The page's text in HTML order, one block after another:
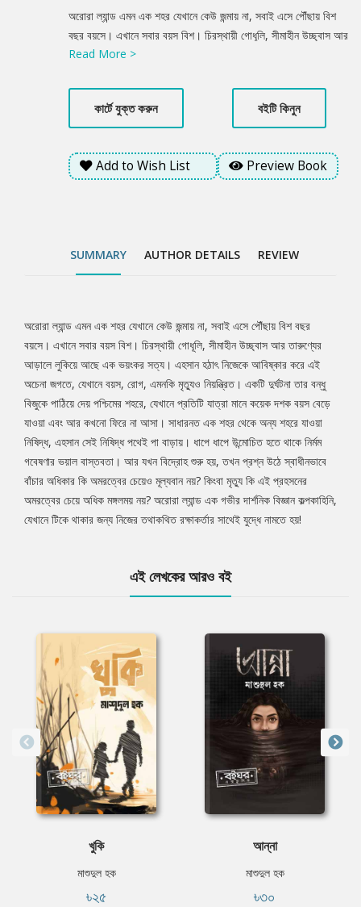
Summery
অরোরা ল্যান্ড এমন এক শহর যেখানে কেউ জন্মায় না, সবাই এসে পৌঁছায় বিশ
বছর বয়সে। এখানে সবার বয়স বিশ। চিরস্থায়ী গোধূলি, সীমাহীন উচ্ছ্বাস আর
তারুণ্যের আড়ালে লুকিয়ে আছে এক ভয়ংকর সত্য। এহসান হঠাৎ নিজেকে
নিয়ন্ত্রিত। একটি দুর্ঘটনা তার বন্ধু বিজুকে পাঠিয়ে দেয় পশ্চিমের শহরে, যেখানে
প্রতিটি যাত্রা মানে কয়েক দশক বয়স বেড়ে যাওয়া এবং আর কখনো ফিরে না
আসা। সাধারনত এক শহর থেকে অন্য শহরে যাওয়া নিষিদ্ধ, এহসান সেই
নিষিদ্ধ পথেই পা বাড়ায়। ধাপে ধাপে উন্মোচিত হতে থাকে নির্মম গবেষণার ভয়াল
বাস্তবতা। আর যখন বিদ্রোহ শুরু হয়, তখন প্রশ্ন উঠে স্বাধীনভাবে বাঁচার
নামতে হয়!
Read More >
কার্টে যুক্ত করুন বইটি কিনুন
Add to Wish List Preview Book
SUMMARY AUTHOR DETAILS REVIEW
Tab
Article
অরোরা ল্যান্ড এমন এক শহর যেখানে কেউ জন্মায় না, সবাই এসে পৌঁছায় বিশ বছর
বয়সে। এখানে সবার বয়স বিশ। চিরস্থায়ী গোধূলি, সীমাহীন উচ্ছ্বাস আর তারুণ্যের
আড়ালে লুকিয়ে আছে এক ভয়ংকর সত্য। এহসান হঠাৎ নিজেকে আবিষ্কার করে এই
অচেনা জগতে, যেখানে বয়স, রোগ, এমনকি মৃত্যুও নিয়ন্ত্রিত। একটি দুর্ঘটনা তার বন্ধু
বিজুকে পাঠিয়ে দেয় পশ্চিমের শহরে, যেখানে প্রতিটি যাত্রা মানে কয়েক দশক বয়স বেড়ে
যাওয়া এবং আর কখনো ফিরে না আসা। সাধারনত এক শহর থেকে অন্য শহরে যাওয়া
নিষিদ্ধ, এহসান সেই নিষিদ্ধ পথেই পা বাড়ায়। ধাপে ধাপে উন্মোচিত হতে থাকে নির্মম
গবেষণার ভয়াল বাস্তবতা। আর যখন বিদ্রোহ শুরু হয়, তখন প্রশ্ন উঠে স্বাধীনভাবে
বাঁচার অধিকার কি অমরত্বের চেয়েও মূল্যবান নয়? কিংবা মৃত্যু কি এই প্রহসনের
অমরত্বের চেয়ে অধিক মঙ্গলময় নয়? অরোরা ল্যান্ড এক গভীর দার্শনিক বিজ্ঞান কল্পকাহিনি,
যেখানে টিকে থাকার জন্য নিজের তথাকথিত রক্ষাকর্তার সাথেই যুদ্ধে নামতে হয়!
এই লেখকের আরও বই
খুকি
মাশুদুল হক
৳২৫
আন্না
মাশুদুল হক
৳৩০